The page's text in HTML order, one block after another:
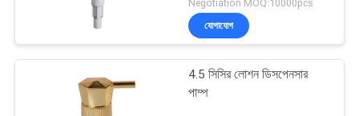
Negotiation MOQ:10000pcs
যোগাযোগ
4.5 সিসির লোশন ডিসপেনসার
পাম্প